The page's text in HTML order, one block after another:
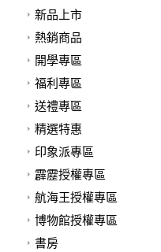
新品上市
熱銷商品
開學專區
福利專區
送禮專區
精選特惠
印象派專區
霹靂授權專區
航海王授權專區
博物館授權專區
書房